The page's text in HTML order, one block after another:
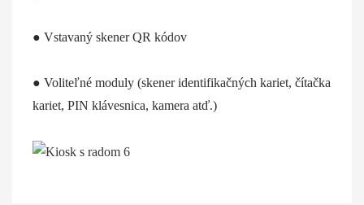
● Vstavaný skener QR kódov
● Voliteľné moduly (skener identifikačných kariet, čítačka
kariet, PIN klávesnica, kamera atď.)